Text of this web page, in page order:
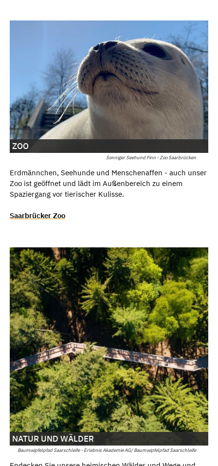
Sonniger Seehund Finn - Zoo Saarbrücken
ZOO
Erdmännchen, Seehunde und Menschenaffen - auch unser
Zoo ist geöffnet und lädt im Außenbereich zu einem
Spaziergang vor tierischer Kulisse.
Saarbrücker Zoo
Baumwipfelpfad Saarschleife - Erlebnis Akademie AG/ Baumwipfelpfad Saarschleife
NATUR UND WÄLDER